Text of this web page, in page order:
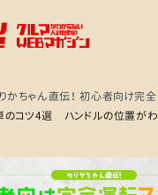
かちゃん直伝！ 初心者向け完
のコツ4選 ハンドルの位置が